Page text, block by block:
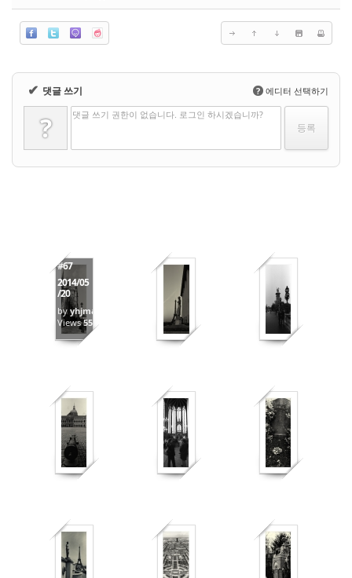
✔ 댓글 쓰기 ? 에디터 선택하기
? 댓글 쓰기 권한이 없습니다. 로그인 하시겠습니까?
#67
2014/05
/20
byyhjmac
Views556 445 453
451 706